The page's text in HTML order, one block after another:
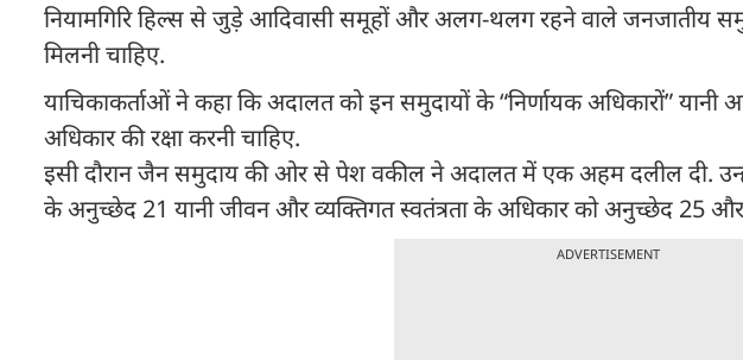
नियामगिरि हिल्स से जुड़े आदिवासी समूहों और अलग-थलग रहने वाले जनजातीय
मिलनी चाहिए.
याचिकाकर्ताओं ने कहा कि अदालत को इन समुदायों के “निर्णायक अधिकारों”
अधिकार की रक्षा करनी चाहिए.
इसी दौरान जैन समुदाय की ओर से पेश वकील ने अदालत में एक अहम दलील दी.
के अनुच्छेद 21 यानी जीवन और व्यक्तिगत स्वतंत्रता के अधिकार को अनुच्छेद 25
ADVERTISEMENT